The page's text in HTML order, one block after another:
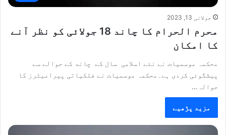
جولائی 13, 2023
محرم الحرام کا چاند 18 جولائی کو نظر آنے
کا امکان
محکمہ موسمیات نے نئے اسلامی سال کے چاند کے حوالے سے
پیشگوئی کردی ہے۔محکمہ موسمیات نے فلکیاتی پیرامیٹرز کا
حوالہ…
مزید پڑھیے